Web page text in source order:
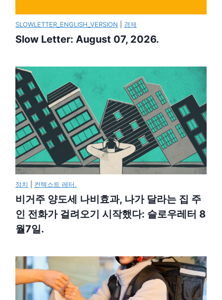
SLOWLETTER_ENGLISH_VERSION 경제
Slow Letter: August 07, 2026.
정치 컨텍스트 레터.
비거주 양도세 나비효과, 나가 달라는 집 주
인 전화가 걸려오기 시작했다: 슬로우레터 8
월7일.